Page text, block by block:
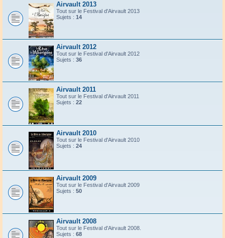
Airvault 2013
Tout sur le Festival d'Airvault 2013
Sujets : 14
Airvault 2012
Tout sur le Festival d'Airvault 2012
Sujets : 36
Airvault 2011
Tout sur le Festival d'Airvault 2011
Sujets : 22
Airvault 2010
Tout sur le Festival d'Airvault 2010
Sujets : 24
Airvault 2009
Tout sur le Festival d'Airvault 2009
Sujets : 50
Airvault 2008
Tout sur le Festival d'Airvault 2008.
Sujets : 68